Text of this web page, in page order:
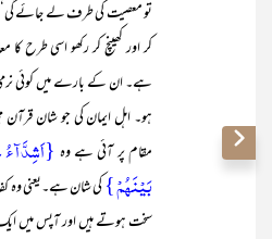
تو معصیت کی طرف لے جائے گی‘
کر اور کھینچ کر رکھو اسی طرح کا
ہے۔ ان کے بارے میں کوئی
ہو۔ اہل ایمان کی جو شان قرآن
مقام پر آئی ہے وہ {اَشِدَّآءُ
بَیۡنَہُمۡ }کی شان ہے۔یعنی وہ
سخت ہوتے ہیں اور آپس